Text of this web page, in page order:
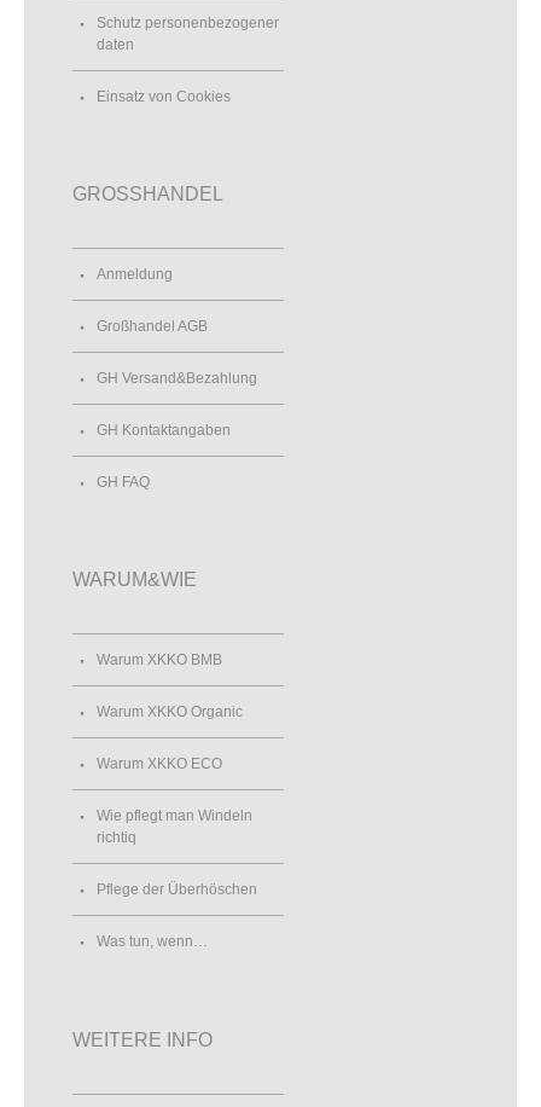
Schutz personenbezogener
daten
Einsatz von Cookies
GROSSHANDEL
Anmeldung
Großhandel AGB
GH Versand&Bezahlung
GH Kontaktangaben
GH FAQ
WARUM&WIE
Warum XKKO BMB
Warum XKKO Organic
Warum XKKO ECO
Wie pflegt man Windeln
richtiq
Pflege der Überhöschen
Was tun, wenn…
WEITERE INFO